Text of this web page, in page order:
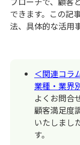
できます。この記
法、具体的な活用
＜関連コラ
業種・業界
よくお問合
顧客満足度
いたしまし
す。